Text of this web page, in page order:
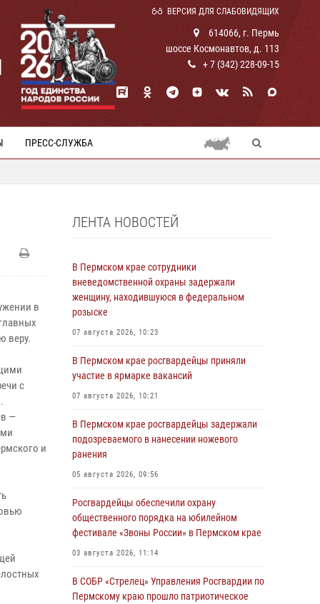
ВЕРСИЯ ДЛЯ СЛАБОВИДЯЩИХ
614066, г. Пермь
шоссе Космонавтов, д. 113
+ 7 (342) 228-09-15
ПРЕСС-СЛУЖБА
в
веру.
с
—
и
ЛЕНТА НОВОСТЕЙ
В Пермском крае сотрудники
вневедомственной охраны задержали
женщину, находившуюся в федеральном
розыске
07 августа 2026, 10:23
В Пермском крае росгвардейцы приняли
участие в ярмарке вакансий
07 августа 2026, 10:21
В Пермском крае росгвардейцы задержали
подозреваемого в нанесении ножевого
ранения
05 августа 2026, 09:56
Росгвардейцы обеспечили охрану
общественного порядка на юбилейном
фестивале «Звоны России» в Пермском крае
03 августа 2026, 11:14
В СОБР «Стрелец» Управления Росгвардии по
Пермскому краю прошло патриотическое